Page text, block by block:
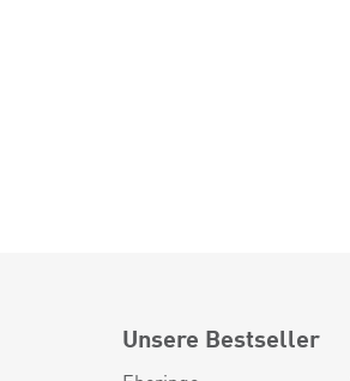
Unsere Bestseller